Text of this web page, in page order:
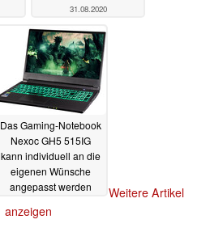
31.08.2020
Das Gaming-Notebook
Nexoc GH5 515IG
kann individuell an die
eigenen Wünsche
angepasst werden
Weitere Artikel
anzeigen